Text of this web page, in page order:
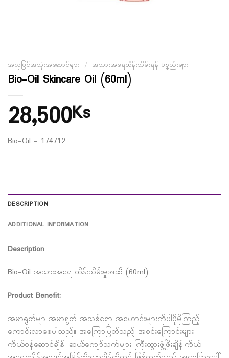
အလှပြင်အသုံးအဆောင်များ / အသားအရေထိန်းသိမ်းရန် ပစ္စည်းများ
Bio-Oil Skincare Oil (60ml)
28,500Ks
Bio-Oil – 174712
DESCRIPTION
ADDITIONAL INFORMATION
Description
Bio-Oil အသားအရေ ထိန်းသိမ်းမှုအဆီ (60ml)
Product Benefit:
အမာရွတ်မျာ အမာရွတ် အသစ်ရော အဟောင်းများကိုပါပိုမိုကြည့်
ကောင်းလာစေပါသည်။ အကြောပြတ်သည့် အစင်းကြောင်းများ
ကိုယ်ဝန်ဆောင်ချိန်၊ ဆယ်ကျော်သက်များ ကြီးထွားဖွံ့ဖြိုးချိန်၊ကိုယ်